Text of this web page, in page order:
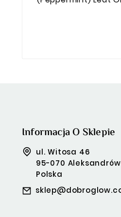
Informacja O Sklepie
ul. Witosa 46
95-070 Aleksandrów
Polska